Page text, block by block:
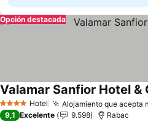
Opción destacada
4 EstrellasHotel Alojamiento que acepta
Valamar Sanfior Hotel &
9,1 Excelente 9.598 Rabac